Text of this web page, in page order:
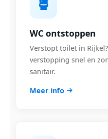
WC ontstoppen
Verstopt toilet in
verstopping snel en
sanitair.
Meer info